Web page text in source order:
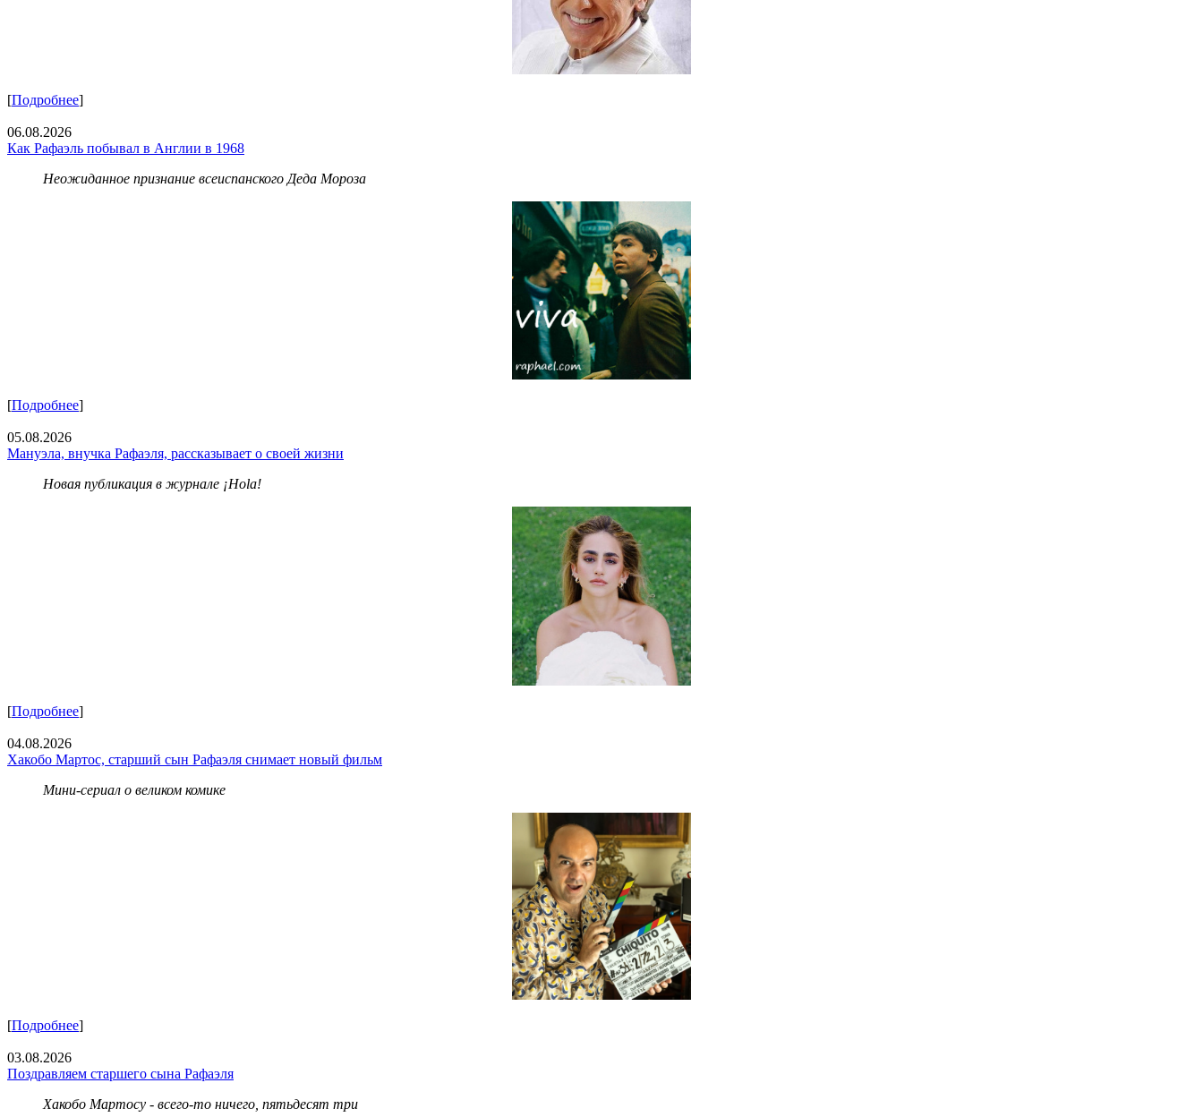
[Подробнее]
06.08.2026
Как Рафаэль побывал в Англии в 1968
Неожиданное признание всеиспанского Деда Мороза
[Подробнее]
05.08.2026
Мануэла, внучка Рафаэля, рассказывает о своей жизни
Новая публикация в журнале ¡Hola!
[Подробнее]
04.08.2026
Хакобо Мартос, старший сын Рафаэля снимает новый фильм
Мини-сериал о великом комике
[Подробнее]
03.08.2026
Поздравляем старшего сына Рафаэля
Хакобо Мартосу - всего-то ничего, пятьдесят три